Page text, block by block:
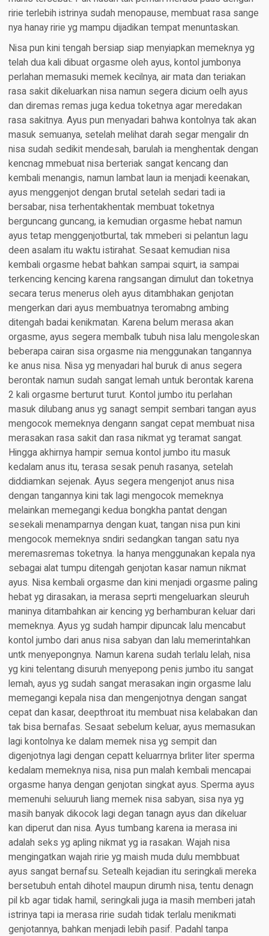
ririe terlebih istrinya sudah menopause, membuat rasa sange
nya hanay ririe yg mampu dijadikan tempat menuntaskan.
Nisa pun kini tengah bersiap siap menyiapkan memeknya yg
telah dua kali dibuat orgasme oleh ayus, kontol jumbonya
perlahan memasuki memek kecilnya, air mata dan teriakan
rasa sakit dikeluarkan nisa namun segera dicium oelh ayus
dan diremas remas juga kedua toketnya agar meredakan
rasa sakitnya. Ayus pun menyadari bahwa kontolnya tak akan
masuk semuanya, setelah melihat darah segar mengalir dn
nisa sudah sedikit mendesah, barulah ia menghentak dengan
kencnag mmebuat nisa berteriak sangat kencang dan
kembali menangis, namun lambat laun ia menjadi keenakan,
ayus menggenjot dengan brutal setelah sedari tadi ia
bersabar, nisa terhentakhentak membuat toketnya
berguncang guncang, ia kemudian orgasme hebat namun
ayus tetap menggenjotburtal, tak mmeberi si pelantun lagu
deen asalam itu waktu istirahat. Sesaat kemudian nisa
kembali orgasme hebat bahkan sampai squirt, ia sampai
terkencing kencing karena rangsangan dimulut dan toketnya
secara terus menerus oleh ayus ditambhakan genjotan
mengerkan dari ayus membuatnya teromabng ambing
ditengah badai kenikmatan. Karena belum merasa akan
orgasme, ayus segera membalk tubuh nisa lalu mengoleskan
beberapa cairan sisa orgasme nia menggunakan tangannya
ke anus nisa. Nisa yg menyadari hal buruk di anus segera
berontak namun sudah sangat lemah untuk berontak karena
2 kali orgasme berturut turut. Kontol jumbo itu perlahan
masuk dilubang anus yg sanagt sempit sembari tangan ayus
mengocok memeknya dengann sangat cepat membuat nisa
merasakan rasa sakit dan rasa nikmat yg teramat sangat.
Hingga akhirnya hampir semua kontol jumbo itu masuk
kedalam anus itu, terasa sesak penuh rasanya, setelah
diddiamkan sejenak. Ayus segera mengenjot anus nisa
dengan tangannya kini tak lagi mengocok memeknya
melainkan memegangi kedua bongkha pantat dengan
sesekali menamparnya dengan kuat, tangan nisa pun kini
mengocok memeknya sndiri sedangkan tangan satu nya
meremasremas toketnya. Ia hanya menggunakan kepala nya
sebagai alat tumpu ditengah genjotan kasar namun nikmat
ayus. Nisa kembali orgasme dan kini menjadi orgasme paling
hebat yg dirasakan, ia merasa seprti mengeluarkan sleuruh
maninya ditambahkan air kencing yg berhamburan keluar dari
memeknya. Ayus yg sudah hampir dipuncak lalu mencabut
kontol jumbo dari anus nisa sabyan dan lalu memerintahkan
untk menyepongnya. Namun karena sudah terlalu lelah, nisa
yg kini telentang disuruh menyepong penis jumbo itu sangat
lemah, ayus yg sudah sangat merasakan ingin orgasme lalu
memegangi kepala nisa dan mengenjotnya dengan sangat
cepat dan kasar, deepthroat itu membuat nisa kelabakan dan
tak bisa bernafas. Sesaat sebelum keluar, ayus memasukan
lagi kontolnya ke dalam memek nisa yg sempit dan
digenjotnya lagi dengan cepatt keluarrnya brliter liter sperma
kedalam memeknya nisa, nisa pun malah kembali mencapai
orgasme hanya dengan genjotan singkat ayus. Sperma ayus
memenuhi seluuruh liang memek nisa sabyan, sisa nya yg
masih banyak dikocok lagi degan tanagn ayus dan dikeluar
kan diperut dan nisa. Ayus tumbang karena ia merasa ini
adalah seks yg apling nikmat yg ia rasakan. Wajah nisa
mengingatkan wajah ririe yg maish muda dulu membbuat
ayus sangat bernafsu. Setealh kejadian itu seringkali mereka
bersetubuh entah dihotel maupun dirumh nisa, tentu denagn
pil kb agar tidak hamil, seringkali juga ia masih memberi jatah
istrinya tapi ia merasa ririe sudah tidak terlalu menikmati
genjotannya, bahkan menjadi lebih pasif. Padahl tanpa